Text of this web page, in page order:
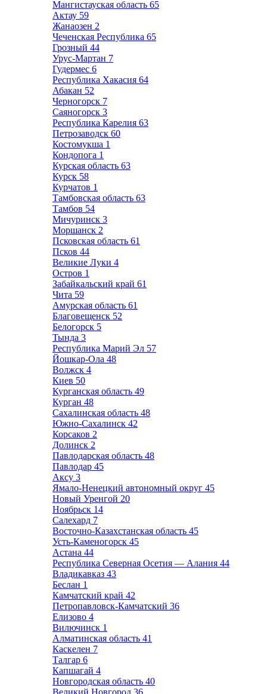
Мангистауская область 65
Актау 59
Жанаозен 2
Чеченская Республика 65
Грозный 44
Урус-Мартан 7
Гудермес 6
Республика Хакасия 64
Абакан 52
Черногорск 7
Саяногорск 3
Республика Карелия 63
Петрозаводск 60
Костомукша 1
Кондопога 1
Курская область 63
Курск 58
Курчатов 1
Тамбовская область 63
Тамбов 54
Мичуринск 3
Моршанск 2
Псковская область 61
Псков 44
Великие Луки 4
Остров 1
Забайкальский край 61
Чита 59
Амурская область 61
Благовещенск 52
Белогорск 5
Тында 3
Республика Марий Эл 57
Йошкар-Ола 48
Волжск 4
Киев 50
Курганская область 49
Курган 48
Сахалинская область 48
Южно-Сахалинск 42
Корсаков 2
Долинск 2
Павлодарская область 48
Павлодар 45
Аксу 3
Ямало-Ненецкий автономный округ 45
Новый Уренгой 20
Ноябрьск 14
Салехард 7
Восточно-Казахстанская область 45
Усть-Каменогорск 45
Астана 44
Республика Северная Осетия — Алания 44
Владикавказ 43
Беслан 1
Камчатский край 42
Петропавловск-Камчатский 36
Елизово 4
Вилючинск 1
Алматинская область 41
Каскелен 7
Талгар 6
Капшагай 4
Новгородская область 40
Великий Новгород 36